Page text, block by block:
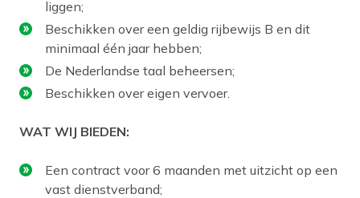
liggen;
Beschikken over een geldig rijbewijs B en dit
minimaal één jaar hebben;
De Nederlandse taal beheersen;
Beschikken over eigen vervoer.
WAT WIJ BIEDEN:
Een contract voor 6 maanden met uitzicht op een
vast dienstverband;